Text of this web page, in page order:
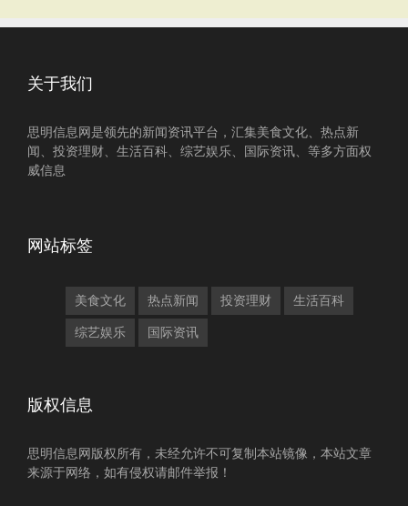
关于我们
思明信息网是领先的新闻资讯平台，汇集美食文化、热点新
闻、投资理财、生活百科、综艺娱乐、国际资讯、等多方面权
威信息
网站标签
美食文化 热点新闻 投资理财 生活百科
综艺娱乐 国际资讯
版权信息
思明信息网版权所有，未经允许不可复制本站镜像，本站文章
来源于网络，如有侵权请邮件举报！